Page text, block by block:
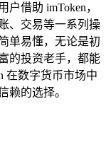
借助 imToken，
、交易等一系列操
单易懂，无论是初
的投资老手，都能
在数字货币市场中
赖的选择。